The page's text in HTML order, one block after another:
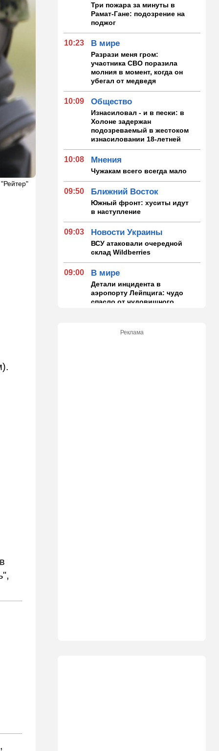
Три пожара за минуты в
Рамат-Гане: подозрение на
поджог
10:23 В мире
Разрази меня гром:
участника СВО поразила
молния в момент, когда он
убегал от медведя
10:09 Общество
Изнасиловал - и в пески: в
Холоне задержан
подозреваемый в жестоком
изнасиловании 18-летней
10:08 Мнения
Чужакам всего всегда мало
09:50 Ближний Восток
Южный фронт: хуситы идут
в наступление
09:03 Новости Украины
ВСУ атаковали очередной
склад Wildberries
09:00 В мире
Детали инцидента в
аэропорту Лейпцига: чудо
спасло от чудовищного
Реклама